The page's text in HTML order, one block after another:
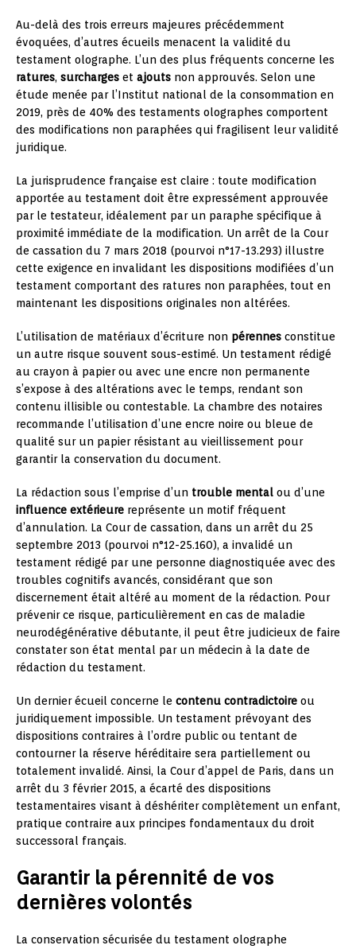
Au-delà des trois erreurs majeures précédemment
évoquées, d’autres écueils menacent la validité du
testament olographe. L’un des plus fréquents concerne les
ratures, surcharges et ajouts non approuvés. Selon une
étude menée par l’Institut national de la consommation en
2019, près de 40% des testaments olographes comportent
des modifications non paraphées qui fragilisent leur validité
juridique.
La jurisprudence française est claire : toute modification
apportée au testament doit être expressément approuvée
par le testateur, idéalement par un paraphe spécifique à
proximité immédiate de la modification. Un arrêt de la Cour
de cassation du 7 mars 2018 (pourvoi n°17-13.293) illustre
cette exigence en invalidant les dispositions modifiées d’un
testament comportant des ratures non paraphées, tout en
maintenant les dispositions originales non altérées.
L’utilisation de matériaux d’écriture non pérennes constitue
un autre risque souvent sous-estimé. Un testament rédigé
au crayon à papier ou avec une encre non permanente
s’expose à des altérations avec le temps, rendant son
contenu illisible ou contestable. La chambre des notaires
recommande l’utilisation d’une encre noire ou bleue de
qualité sur un papier résistant au vieillissement pour
garantir la conservation du document.
La rédaction sous l’emprise d’un trouble mental ou d’une
influence extérieure représente un motif fréquent
d’annulation. La Cour de cassation, dans un arrêt du 25
septembre 2013 (pourvoi n°12-25.160), a invalidé un
testament rédigé par une personne diagnostiquée avec des
troubles cognitifs avancés, considérant que son
discernement était altéré au moment de la rédaction. Pour
prévenir ce risque, particulièrement en cas de maladie
neurodégénérative débutante, il peut être judicieux de faire
constater son état mental par un médecin à la date de
rédaction du testament.
Un dernier écueil concerne le contenu contradictoire ou
juridiquement impossible. Un testament prévoyant des
dispositions contraires à l’ordre public ou tentant de
contourner la réserve héréditaire sera partiellement ou
totalement invalidé. Ainsi, la Cour d’appel de Paris, dans un
arrêt du 3 février 2015, a écarté des dispositions
testamentaires visant à déshériter complètement un enfant,
pratique contraire aux principes fondamentaux du droit
successoral français.
Garantir la pérennité de vos
dernières volontés
La conservation sécurisée du testament olographe